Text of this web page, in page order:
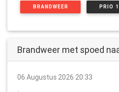
BRANDWEER PRIO 1
Brandweer met spoed
06 Augustus 2026 20:33